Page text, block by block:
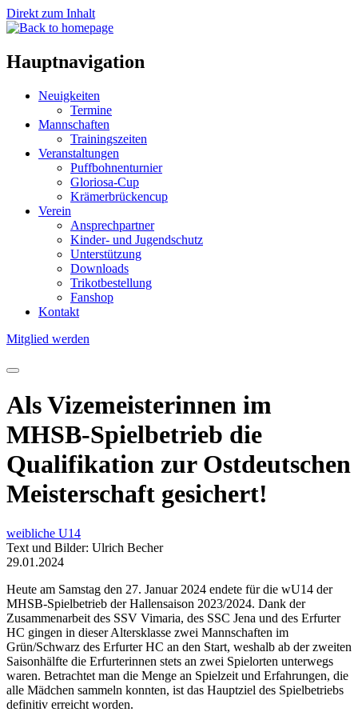
Direkt zum Inhalt
Hauptnavigation
Neuigkeiten
Termine
Mannschaften
Trainingszeiten
Veranstaltungen
Puffbohnenturnier
Gloriosa-Cup
Krämerbrückencup
Verein
Ansprechpartner
Kinder- und Jugendschutz
Unterstützung
Downloads
Trikotbestellung
Fanshop
Kontakt
Mitglied werden
Als Vizemeisterinnen im
MHSB-Spielbetrieb die
Qualifikation zur Ostdeutschen
Meisterschaft gesichert!
weibliche U14
Text und Bilder: Ulrich Becher
29.01.2024
Heute am Samstag den 27. Januar 2024 endete für die wU14 der
MHSB-Spielbetrieb der Hallensaison 2023/2024. Dank der
Zusammenarbeit des SSV Vimaria, des SSC Jena und des Erfurter
HC gingen in dieser Altersklasse zwei Mannschaften im
Grün/Schwarz des Erfurter HC an den Start, weshalb ab der zweiten
Saisonhälfte die Erfurterinnen stets an zwei Spielorten unterwegs
waren. Betrachtet man die Menge an Spielzeit und Erfahrungen, die
alle Mädchen sammeln konnten, ist das Hauptziel des Spielbetriebs
definitiv erreicht worden.